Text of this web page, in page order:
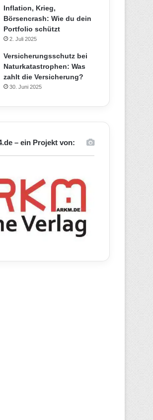
Inflation, Krieg,
Börsencrash: Wie du dein
Portfolio schützt
2. Juli 2025
Versicherungsschutz bei
Naturkatastrophen: Was
zahlt die Versicherung?
30. Juni 2025
– ein Projekt von: